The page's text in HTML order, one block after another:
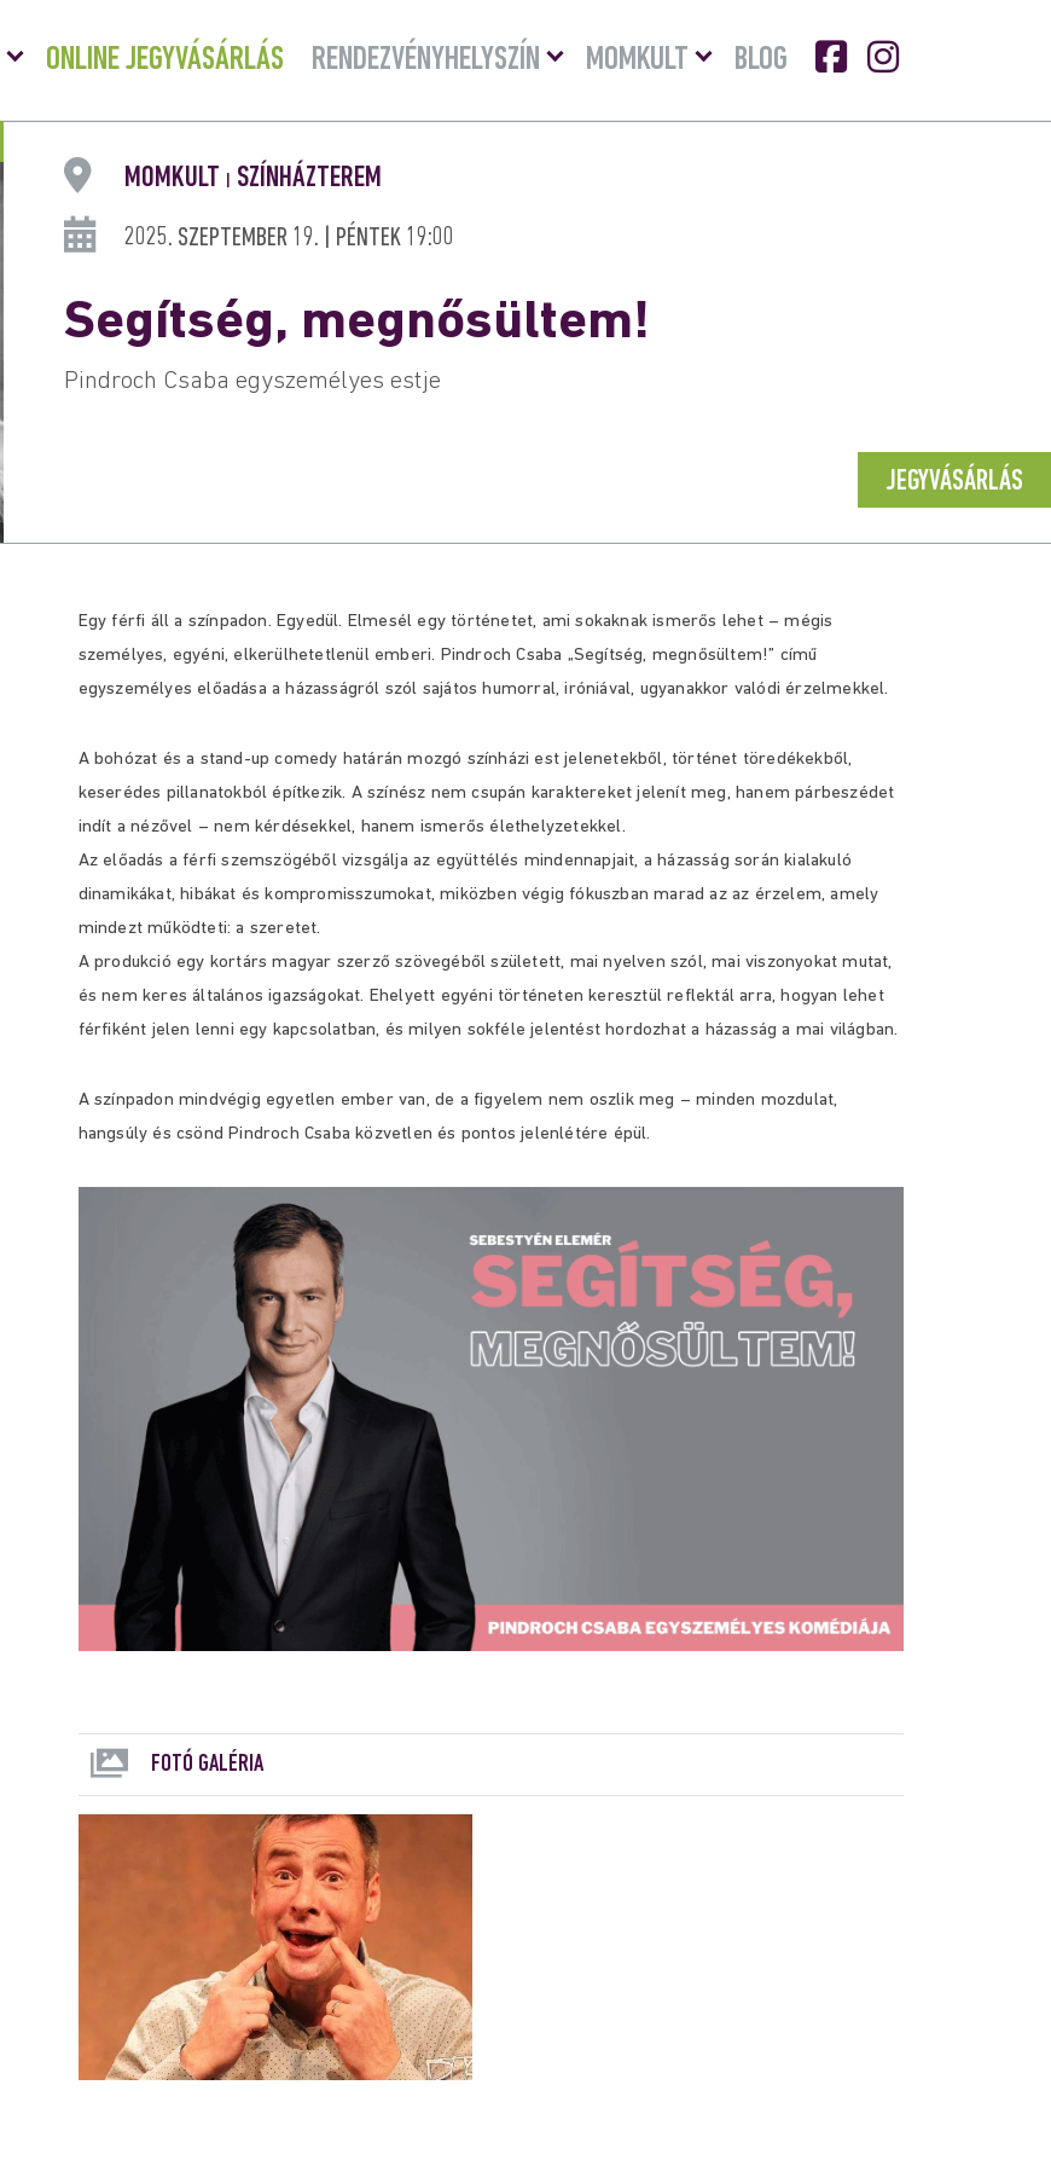
Menü
lenyitása
ONLINE JEGYVÁSÁRLÁS RENDEZVÉNYHELYSZÍN
Menü
lenyitásaMOMKULT
Menü
lenyitása
BLOG
MOMKULT SZÍNHÁZTEREM
2025. SZEPTEMBER 19. | PÉNTEK 19:00
Segítség, megnősültem!
Pindroch Csaba egyszemélyes estje
JEGYVÁSÁRLÁS
Egy férfi áll a színpadon. Egyedül. Elmesél egy történetet, ami sokaknak ismerős lehet – mégis
személyes, egyéni, elkerülhetetlenül emberi. Pindroch Csaba „Segítség, megnősültem!” című
egyszemélyes előadása a házasságról szól sajátos humorral, iróniával, ugyanakkor valódi érzelmekkel.
A bohózat és a stand-up comedy határán mozgó színházi est jelenetekből, történet töredékekből,
keserédes pillanatokból építkezik. A színész nem csupán karaktereket jelenít meg, hanem párbeszédet
indít a nézővel – nem kérdésekkel, hanem ismerős élethelyzetekkel.
Az előadás a férfi szemszögéből vizsgálja az együttélés mindennapjait, a házasság során kialakuló
dinamikákat, hibákat és kompromisszumokat, miközben végig fókuszban marad az az érzelem, amely
mindezt működteti: a szeretet.
A produkció egy kortárs magyar szerző szövegéből született, mai nyelven szól, mai viszonyokat mutat,
és nem keres általános igazságokat. Ehelyett egyéni történeten keresztül reflektál arra, hogyan lehet
férfiként jelen lenni egy kapcsolatban, és milyen sokféle jelentést hordozhat a házasság a mai világban.
A színpadon mindvégig egyetlen ember van, de a figyelem nem oszlik meg – minden mozdulat,
hangsúly és csönd Pindroch Csaba közvetlen és pontos jelenlétére épül.
FOTÓ GALÉRIA